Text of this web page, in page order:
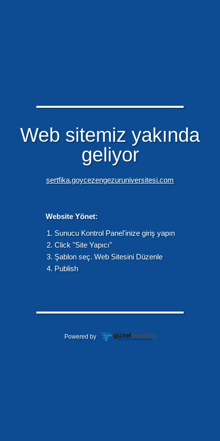
Web sitemiz yakında
geliyor
sertfika.goycezengezuruniversitesi.com
Website Yönet:
Sunucu Kontrol Panel'inize giriş yapın
Click "Site Yapıcı"
Şablon seç. Web Sitesini Düzenle
Publish
Powered by